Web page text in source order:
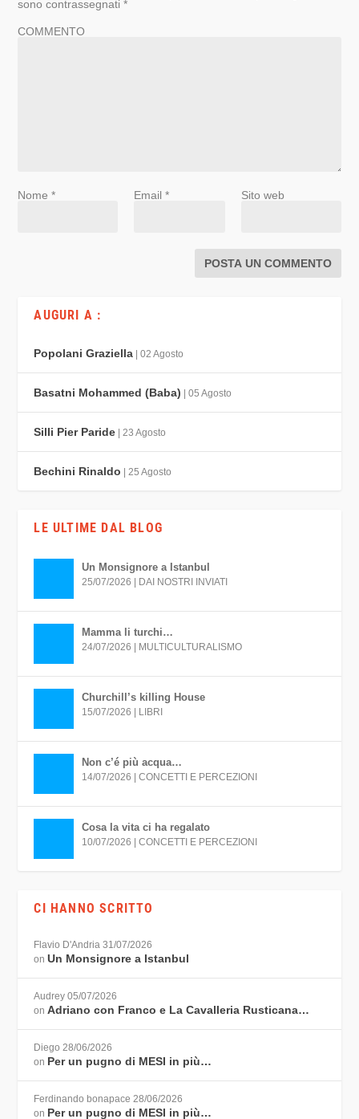
sono contrassegnati*
COMMENTO
Nome* Email * Sito web
AUGURI A :
Popolani Graziella | 02 Agosto
Basatni Mohammed (Baba) | 05 Agosto
Silli Pier Paride | 23 Agosto
Bechini Rinaldo | 25 Agosto
LE ULTIME DAL BLOG
Un Monsignore a Istanbul
25/07/2026 DAI NOSTRI INVIATI
Mamma li turchi…
24/07/2026 MULTICULTURALISMO
Churchill’s killing House
15/07/2026 LIBRI
Non c’é più acqua…
14/07/2026 |CONCETTI E PERCEZIONI
Cosa la vita ci ha regalato
10/07/2026 |CONCETTI E PERCEZIONI
CI HANNO SCRITTO
Flavio D'Andria 31/07/2026
onUn Monsignore a Istanbul
Audrey 05/07/2026
onAdriano con Franco e La Cavalleria Rusticana…
Diego 28/06/2026
on Per un pugno di MESI in più…
Ferdinando bonapace 28/06/2026
on Per un pugno di MESI in più…